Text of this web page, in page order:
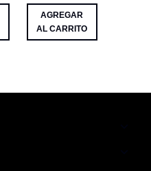
AGREGAR
AL CARRITO